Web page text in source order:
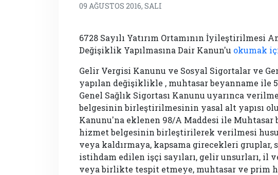
09 AĞUSTOS 2016, SALI
6728 Sayılı Yatırım Ortamının İyileştirilmesi
Değişiklik Yapılmasına Dair Kanun'u okumak
Gelir Vergisi Kanunu ve Sosyal Sigortalar ve
yapılan değişiklikle , muhtasar beyanname ile
Genel Sağlık Sigortası Kanunu uyarınca
belgesinin birleştirilmesinin yasal alt yapısı
Kanunu'na eklenen 98/A Maddesi ile Muhtasar
hizmet belgesinin birleştirilerek verilmesi
veya kaldırmaya, kapsama girecekleri gruplar,
istihdam edilen işçi sayıları, gelir unsurları, il
veya birlikte tespit etmeye, muhtasar ve prim